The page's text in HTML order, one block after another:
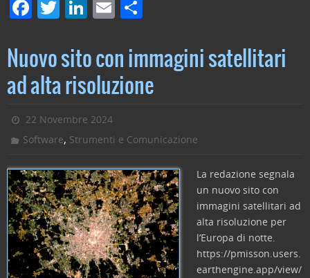
F
c
e
b
o
o
k
T
itt
er
Li
k
e
dI
n
E
ai
l
n
di
vi
Nuovo sito con immagini satellitari
ad alta risoluzione
22 Novembre 2024
Software, Strumenti e Comunicazione
La redazione segnala
un nuovo sito con
immagini satellitari ad
alta risoluzione per
l’Europa di notte.
https://pmisson.users.
earthengine.app/view/